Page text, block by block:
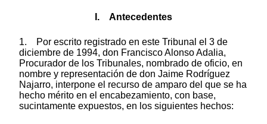
I. Antecedentes
1. Por escrito registrado en este Tribunal el 3 de
diciembre de 1994, don Francisco Alonso Adalia,
Procurador de los Tribunales, nombrado de oficio, en
nombre y representación de don Jaime Rodríguez
Najarro, interpone el recurso de amparo del que se ha
hecho mérito en el encabezamiento, con base,
sucintamente expuestos, en los siguientes hechos: